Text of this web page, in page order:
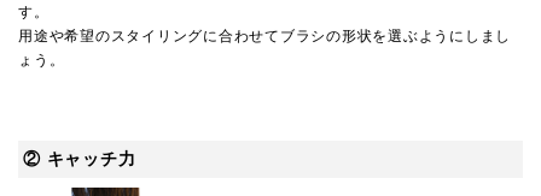
す。
用途や希望のスタイリングに合わせてブラシの形状を選ぶようにしまし
ょう。
② キャッチ力